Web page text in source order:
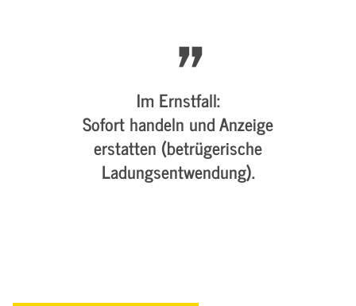
Im Ernstfall:
Sofort handeln und Anzeige
erstatten (betrügerische
Ladungsentwendung).